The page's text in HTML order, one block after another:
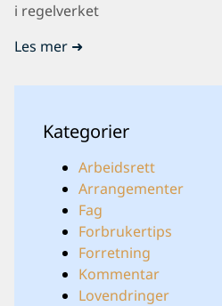
i regelverket
Les mer ➜
Kategorier
Arbeidsrett
Arrangementer
Fag
Forbrukertips
Forretning
Kommentar
Lovendringer